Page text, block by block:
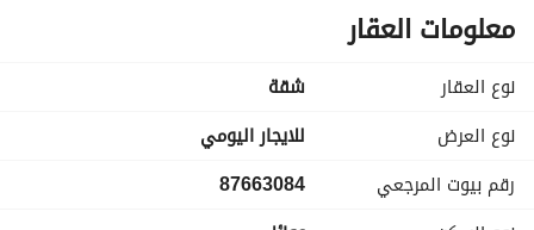
معلومات العقار
نوع العقار
شقة
نوع العرض
للايجار اليومي
رقم بيوت المرجعي
87663084